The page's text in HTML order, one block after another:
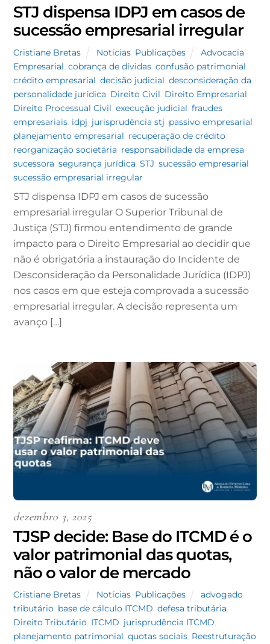
STJ dispensa IDPJ em casos de
sucessão empresarial irregular
Cristiane Bretas Notícias, Publicações
Advocacia
Empresarial ,cobrança de dívidas ,confusão patrimonial
crédito empresarial ,decisão judicial ,desconsideração da
personalidade jurídica Direito Civil Direito Empresarial
Direito Processual Civil ,execução judicial ,fraudes
empresariais idpj jurisprudência stj passivo empresarial
planejamento empresarial recuperação de crédito
reorganização societária responsabilidade da empresa
sucessora ,segurança jurídica ,STJ ,sucessão empresarial
sucessão empresarial irregular
STJ dispensa IDPJ em casos de sucessão
empresarial irregular O Superior Tribunal de
Justiça (STJ) firmou entendimento de grande
impacto para o Direito Empresarial ao decidir que
não é obrigatória a instauração do Incidente de
Desconsideração da Personalidade Jurídica (IDPJ)
nos casos em que esteja comprovada a sucessão
empresarial irregular. A decisão representa um
avanço […]
dezembro 3, 2025
TJSP decide: Base do ITCMD é o
valor patrimonial das quotas,
não o valor de mercado
Cristiane Bretas Notícias, Publicações
advogado
tributário base de cálculo ITCMD ,defesa tributária
Direito Tributário ITCMD jurisprudência ITCMD
planejamento patrimonial ,quotas sociais Reestruturação